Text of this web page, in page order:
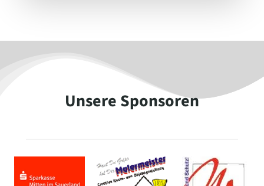
Unsere Sponsoren